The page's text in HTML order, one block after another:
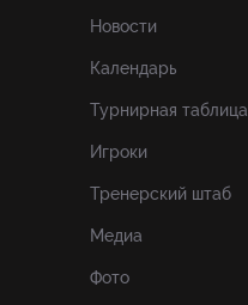
Новости
Календарь
Турнирная таблица
Игроки
Тренерский штаб
Медиа
Фото